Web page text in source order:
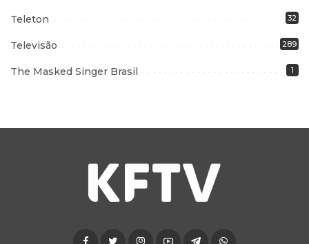
Teleton 32
Televisão 289
The Masked Singer Brasil 1